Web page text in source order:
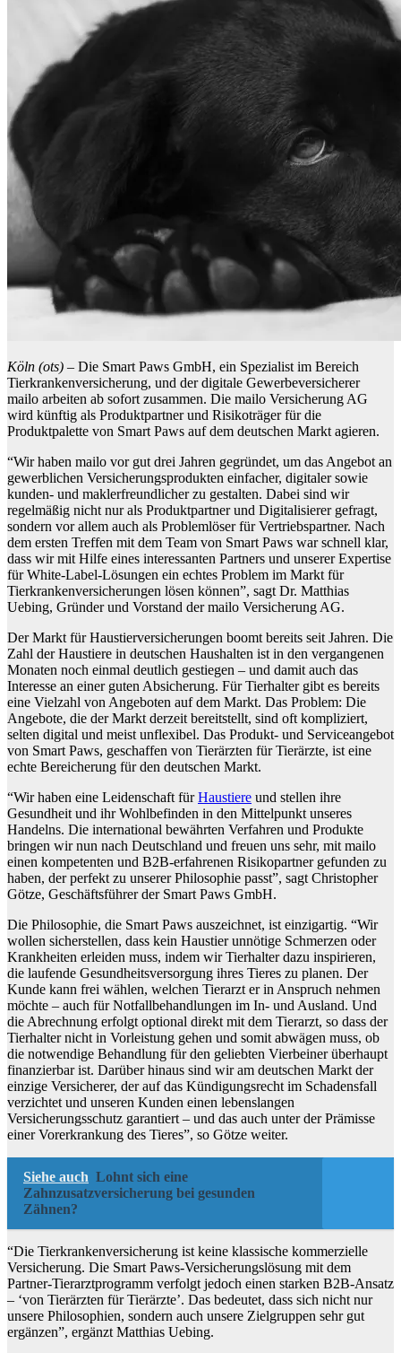
Köln (ots) – Die Smart Paws GmbH, ein Spezialist im Bereich
Tierkrankenversicherung, und der digitale Gewerbeversicherer
mailo arbeiten ab sofort zusammen. Die mailo Versicherung AG
wird künftig als Produktpartner und Risikoträger für die
Produktpalette von Smart Paws auf dem deutschen Markt agieren.
“Wir haben mailo vor gut drei Jahren gegründet, um das Angebot an
gewerblichen Versicherungsprodukten einfacher, digitaler sowie
kunden- und maklerfreundlicher zu gestalten. Dabei sind wir
regelmäßig nicht nur als Produktpartner und Digitalisierer gefragt,
sondern vor allem auch als Problemlöser für Vertriebspartner. Nach
dem ersten Treffen mit dem Team von Smart Paws war schnell klar,
dass wir mit Hilfe eines interessanten Partners und unserer Expertise
für White-Label-Lösungen ein echtes Problem im Markt für
Tierkrankenversicherungen lösen können”, sagt Dr. Matthias
Uebing, Gründer und Vorstand der mailo Versicherung AG.
Der Markt für Haustierversicherungen boomt bereits seit Jahren. Die
Zahl der Haustiere in deutschen Haushalten ist in den vergangenen
Monaten noch einmal deutlich gestiegen – und damit auch das
Interesse an einer guten Absicherung. Für Tierhalter gibt es bereits
eine Vielzahl von Angeboten auf dem Markt. Das Problem: Die
Angebote, die der Markt derzeit bereitstellt, sind oft kompliziert,
selten digital und meist unflexibel. Das Produkt- und Serviceangebot
von Smart Paws, geschaffen von Tierärzten für Tierärzte, ist eine
echte Bereicherung für den deutschen Markt.
“Wir haben eine Leidenschaft fürHaustiere und stellen ihre
Gesundheit und ihr Wohlbefinden in den Mittelpunkt unseres
Handelns. Die international bewährten Verfahren und Produkte
bringen wir nun nach Deutschland und freuen uns sehr, mit mailo
einen kompetenten und B2B-erfahrenen Risikopartner gefunden zu
haben, der perfekt zu unserer Philosophie passt”, sagt Christopher
Götze, Geschäftsführer der Smart Paws GmbH.
Die Philosophie, die Smart Paws auszeichnet, ist einzigartig. “Wir
wollen sicherstellen, dass kein Haustier unnötige Schmerzen oder
Krankheiten erleiden muss, indem wir Tierhalter dazu inspirieren,
die laufende Gesundheitsversorgung ihres Tieres zu planen. Der
Kunde kann frei wählen, welchen Tierarzt er in Anspruch nehmen
möchte – auch für Notfallbehandlungen im In- und Ausland. Und
die Abrechnung erfolgt optional direkt mit dem Tierarzt, so dass der
Tierhalter nicht in Vorleistung gehen und somit abwägen muss, ob
die notwendige Behandlung für den geliebten Vierbeiner überhaupt
finanzierbar ist. Darüber hinaus sind wir am deutschen Markt der
einzige Versicherer, der auf das Kündigungsrecht im Schadensfall
verzichtet und unseren Kunden einen lebenslangen
Versicherungsschutz garantiert – und das auch unter der Prämisse
einer Vorerkrankung des Tieres”, so Götze weiter.
Siehe auch Lohnt sich eine
Zahnzusatzversicherung bei gesunden
Zähnen?
“Die Tierkrankenversicherung ist keine klassische kommerzielle
Versicherung. Die Smart Paws-Versicherungslösung mit dem
Partner-Tierarztprogramm verfolgt jedoch einen starken B2B-Ansatz
– ‘von Tierärzten für Tierärzte’. Das bedeutet, dass sich nicht nur
unsere Philosophien, sondern auch unsere Zielgruppen sehr gut
ergänzen”, ergänzt Matthias Uebing.